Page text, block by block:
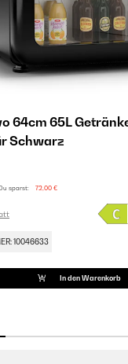
64cm 65L
Schwarz
sparst: 72,00 €
10046633
In den Warenkorb